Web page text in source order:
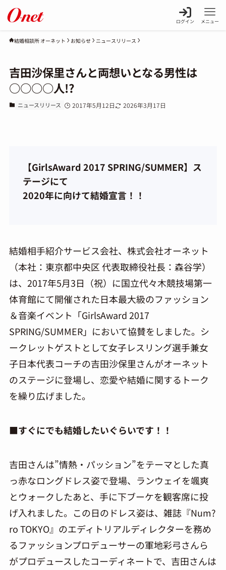
ログイン メニュー
結婚相談所 オーネット お知らせ ニュースリリース
吉田沙保里さんと両想いとなる男性は
○○○○人!?
ニュースリリース 2017年5月12日 2026年3月17日
【GirlsAward 2017 SPRING/SUMMER】ス
テージにて
2020年に向けて結婚宣言！！
結婚相手紹介サービス会社、株式会社オーネット
（本社：東京都中央区 代表取締役社長：森谷学）
は、2017年5月3日（祝）に国立代々木競技場第一
体育館にて開催された日本最大級のファッション
＆音楽イベント「GirlsAward 2017
SPRING/SUMMER」において協賛をしました。シ
ークレットゲストとして女子レスリング選手兼女
子日本代表コーチの吉田沙保里さんがオーネット
のステージに登場し、恋愛や結婚に関するトーク
を繰り広げました。
■すぐにでも結婚したいぐらいです！！
吉田さんは”情熱・パッション”をテーマとした真
っ赤なロングドレス姿で登場、ランウェイを颯爽
とウォークしたあと、手に下ブーケを観客席に投
げ入れました。この日のドレス姿は、雑誌『Num?
ro TOKYO』のエディトリアルディレクターを務め
るファッションプロデューサーの軍地彩弓さんら
がプロデュースしたコーディネートで、吉田さんは